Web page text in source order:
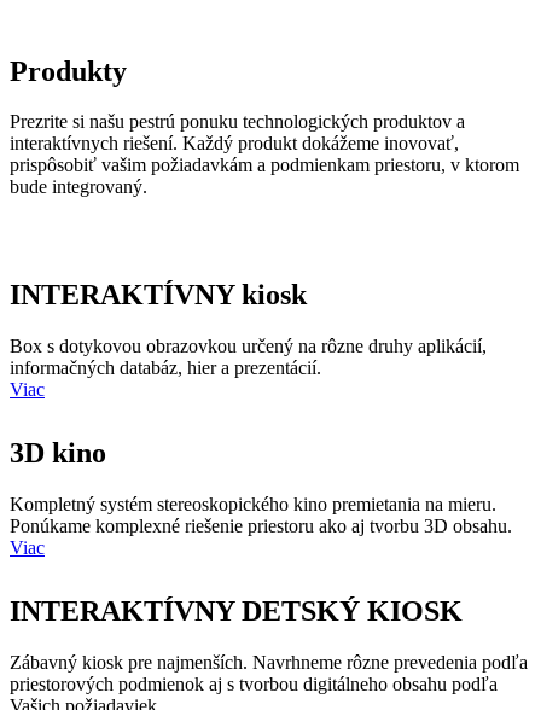
Produkty
Prezrite si našu pestrú ponuku technologických produktov a
interaktívnych riešení. Každý produkt dokážeme inovovať,
prispôsobiť vašim požiadavkám a podmienkam priestoru, v ktorom
bude integrovaný.
INTERAKTÍVNY kiosk
Box s dotykovou obrazovkou určený na rôzne druhy aplikácií,
informačných databáz, hier a prezentácií.
Viac
3D kino
Kompletný systém stereoskopického kino premietania na mieru.
Ponúkame komplexné riešenie priestoru ako aj tvorbu 3D obsahu.
Viac
INTERAKTÍVNY DETSKÝ KIOSK
Zábavný kiosk pre najmenších. Navrhneme rôzne prevedenia podľa
priestorových podmienok aj s tvorbou digitálneho obsahu podľa
Vašich požiadaviek.